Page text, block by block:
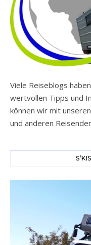
Viele Reiseblogs
wertvollen Tipps und
können wir mit
und anderen